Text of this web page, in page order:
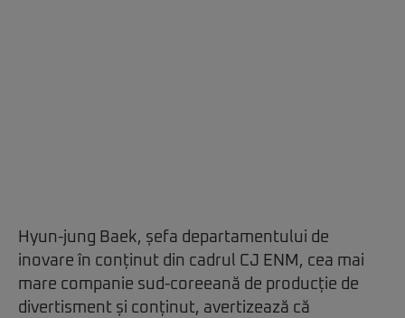
Hyun-jung Baek, șefa departamentului de
inovare în conținut din cadrul CJ ENM, cea mai
mare companie sud-coreeană de producție de
divertisment și conținut, avertizează că